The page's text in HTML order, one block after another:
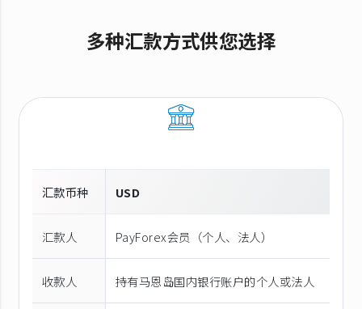
多种汇款方式供您选择
汇款币种 USD
汇款人 PayForex会员（个人、法人）
收款人 持有马恩岛国内银行账户的个人或法人